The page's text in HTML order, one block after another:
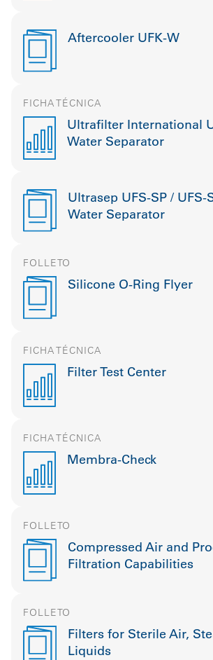
Aftercooler UFK-W
FICHA TÉCNICA
Ultrafilter International
Water Separator
Ultrasep UFS-SP / UFS-
Water Separator
FOLLETO
Silicone O-Ring Flyer
FICHA TÉCNICA
Filter Test Center
FICHA TÉCNICA
Membra-Check
FOLLETO
Compressed Air and
Filtration Capabilities
FOLLETO
Filters for Sterile Air,
Liquids